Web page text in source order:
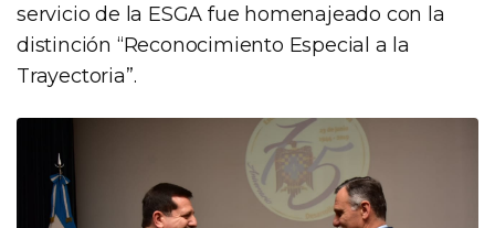
servicio de la ESGA fue homenajeado con la
distinción “Reconocimiento Especial a la
Trayectoria”.